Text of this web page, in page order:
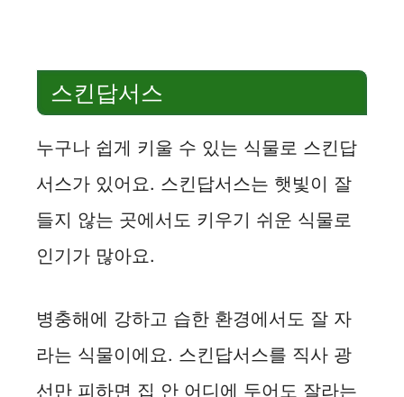
스킨답서스
누구나 쉽게 키울 수 있는 식물로 스킨답
서스가 있어요. 스킨답서스는 햇빛이 잘
들지 않는 곳에서도 키우기 쉬운 식물로
인기가 많아요.
병충해에 강하고 습한 환경에서도 잘 자
라는 식물이에요. 스킨답서스를 직사 광
선만 피하면 집 안 어디에 두어도 잘라는